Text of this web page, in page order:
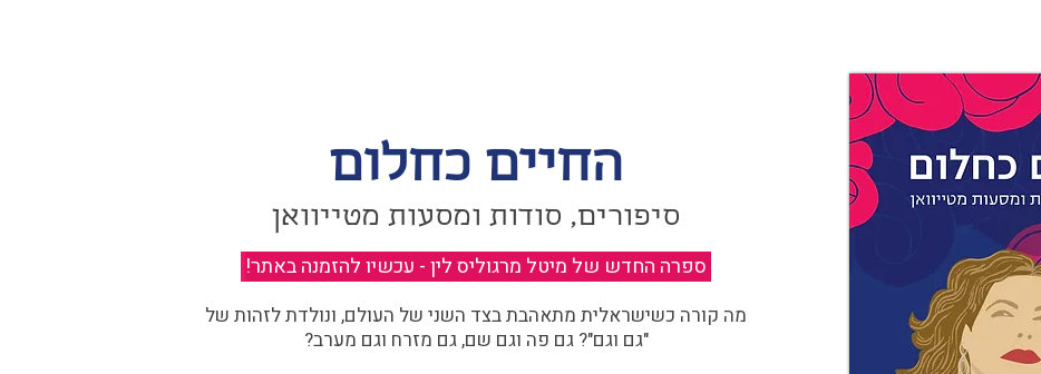
החיים כחלום
סיפורים, סודות ומסעות מטייוואן
ספרה החדש של מיטל מרגוליס לין - עכשיו להזמנה באתר!
מה קורה כשישראלית מתאהבת בצד השני של העולם, ונולדת לזהות של
"גם וגם"? גם פה וגם שם, גם מזרח וגם מערב?​​